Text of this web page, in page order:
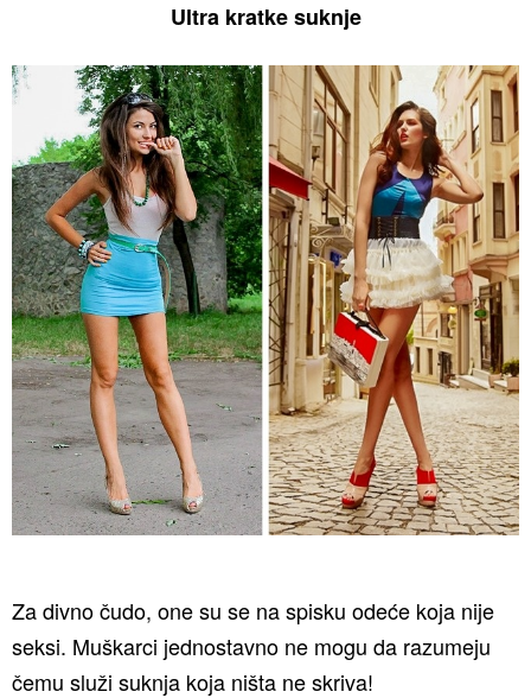
Ultra kratke suknje
Za divno čudo, one su se na spisku odeće koja nije
seksi. Muškarci jednostavno ne mogu da razumeju
čemu služi suknja koja ništa ne skriva!